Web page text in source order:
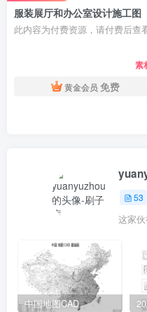
服装展厅和办公室设计施工图
此内容为付费资源，请付费后查
素
黄金会员 免费
53
这家
中国地图CAD